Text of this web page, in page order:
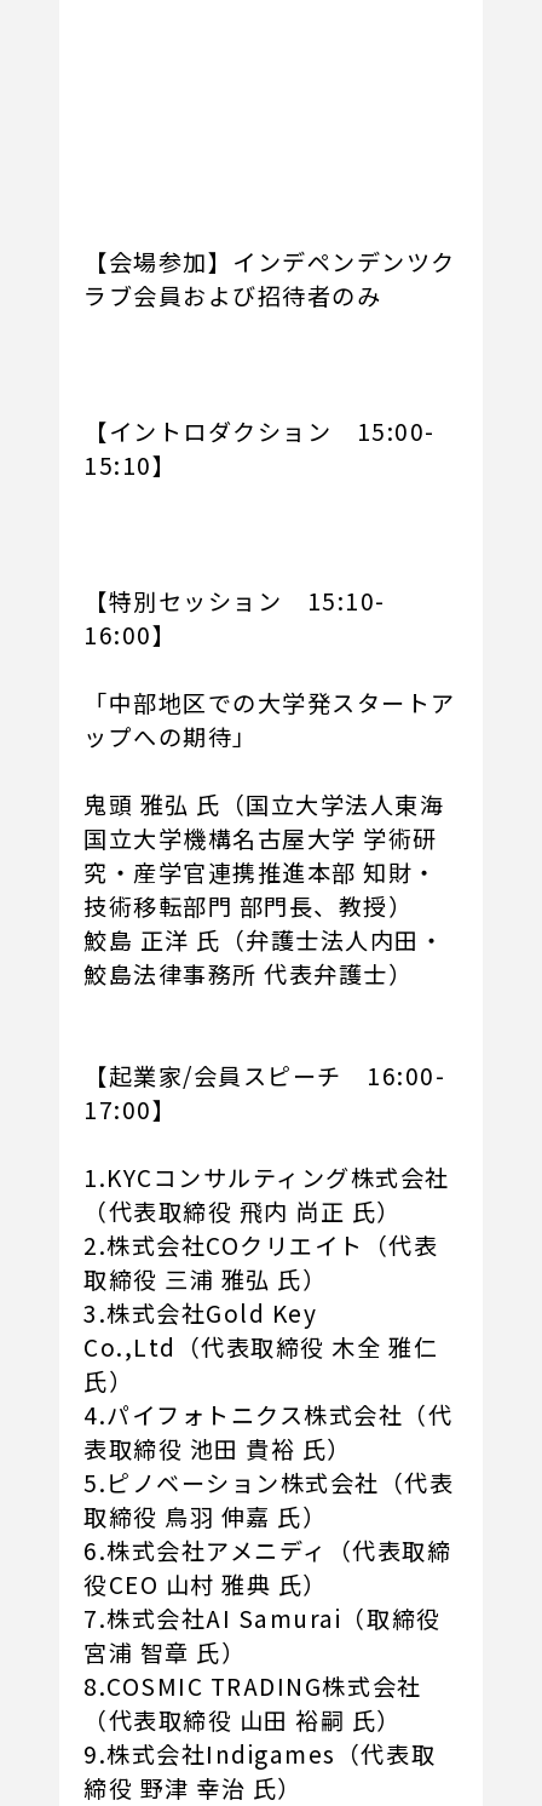
【会場参加】インデペンデンツク
ラブ会員および招待者のみ
【イントロダクション 15:00-
15:10】
【特別セッション 15:10-
16:00】
「中部地区での大学発スタートア
ップへの期待」
鬼頭 雅弘 氏（国立大学法人東海
国立大学機構名古屋大学 学術研
究・産学官連携推進本部 知財・
技術移転部門 部門長、教授）
鮫島 正洋 氏（弁護士法人内田・
鮫島法律事務所 代表弁護士）
【起業家/会員スピーチ 16:00-
17:00】
1.KYCコンサルティング株式会社
（代表取締役 飛内 尚正 氏）
2.株式会社COクリエイト（代表
取締役 三浦 雅弘 氏）
3.株式会社Gold Key
Co.,Ltd（代表取締役 木全 雅仁
氏）
4.パイフォトニクス株式会社（代
表取締役 池田 貴裕 氏）
5.ピノベーション株式会社（代表
取締役 鳥羽 伸嘉 氏）
6.株式会社アメニディ（代表取締
役CEO 山村 雅典 氏）
7.株式会社AI Samurai（取締役
宮浦 智章 氏）
8.COSMIC TRADING株式会社
（代表取締役 山田 裕嗣 氏）
9.株式会社Indigames（代表取
締役 野津 幸治 氏）